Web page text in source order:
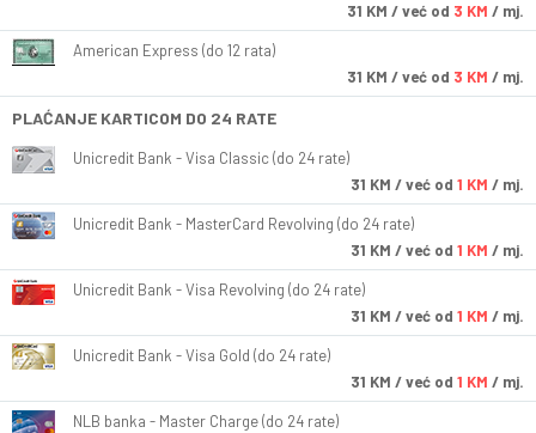
31 KM / već od 3 KM / mj.
American Express (do 12 rata)
31 KM / već od 3 KM / mj.
PLAĆANJE KARTICOM DO 24 RATE
Unicredit Bank - Visa Classic (do 24 rate)
31 KM / već od 1 KM / mj.
Unicredit Bank - MasterCard Revolving (do 24 rate)
31 KM / već od 1 KM / mj.
Unicredit Bank - Visa Revolving (do 24 rate)
31 KM / već od 1 KM / mj.
Unicredit Bank - Visa Gold (do 24 rate)
31 KM / već od 1 KM / mj.
NLB banka - Master Charge (do 24 rate)